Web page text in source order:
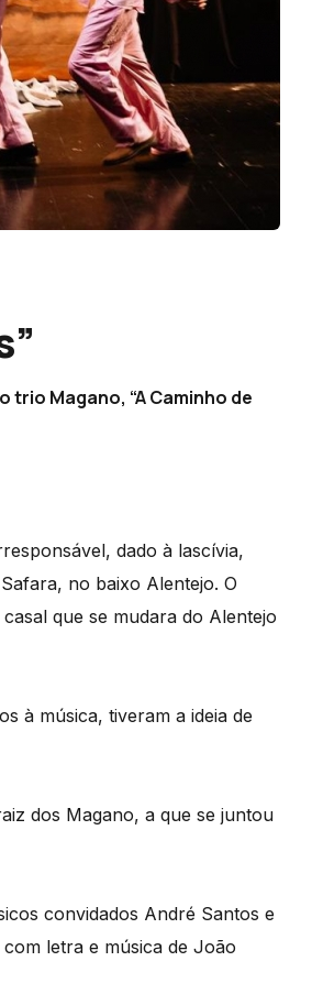
trio Magano, “A Caminho de
dado à lascívia,
no baixo Alentejo. O
que se mudara do Alentejo
à música, tiveram a ideia de
dos Magano, a que se juntou
convidados André Santos e
letra e música de João